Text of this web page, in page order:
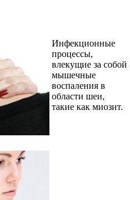
Инфекционные
процессы,
влекущие за собой
мышечные
воспаления в
области шеи,
такие как миозит.